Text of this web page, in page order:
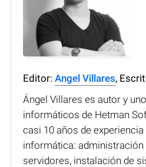
Editor: Angel Villares,
Ángel Villares es autor y
informáticos de Hetman
casi 10 años de
informática: administración
servidores, instalación de